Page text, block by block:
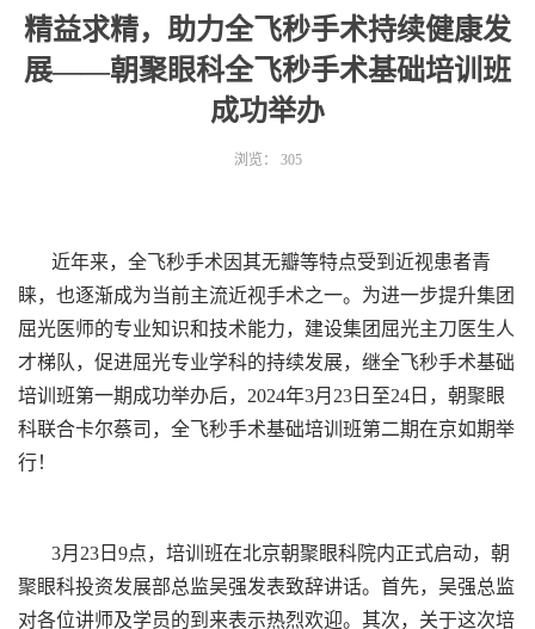
精益求精，助力全飞秒手术持续健康发
展——朝聚眼科全飞秒手术基础培训班
成功举办
浏览： 305
近年来，全飞秒手术因其无瓣等特点受到近视患者青
睐，也逐渐成为当前主流近视手术之一。为进一步提升集团
屈光医师的专业知识和技术能力，建设集团屈光主刀医生人
才梯队，促进屈光专业学科的持续发展，继全飞秒手术基础
培训班第一期成功举办后，2024年3月23日至24日，朝聚眼
科联合卡尔蔡司，全飞秒手术基础培训班第二期在京如期举
行！
3月23日9点，培训班在北京朝聚眼科院内正式启动，朝
聚眼科投资发展部总监吴强发表致辞讲话。首先，吴强总监
对各位讲师及学员的到来表示热烈欢迎。其次，关于这次培